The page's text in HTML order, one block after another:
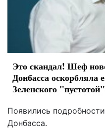
Это скандал! Шеф
Донбасса оскорбляла
Зеленского "пустотой"
Появились
Донбасса.